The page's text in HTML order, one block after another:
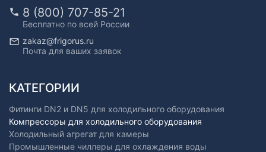
8 (800) 707-85-21
Бесплатно по всей России
zakaz@frigorus.ru
Почта для ваших заявок
КАТЕГОРИИ
Фитинги DN2 и DN5 для холодильного оборудования
Компрессоры для холодильного оборудования
Холодильный агрегат для камеры
Промышленные чиллеры для охлаждения воды